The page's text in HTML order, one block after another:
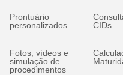
Prontuário
personalizados
Fotos, vídeos e
simulação de
procedimentos
CIDs